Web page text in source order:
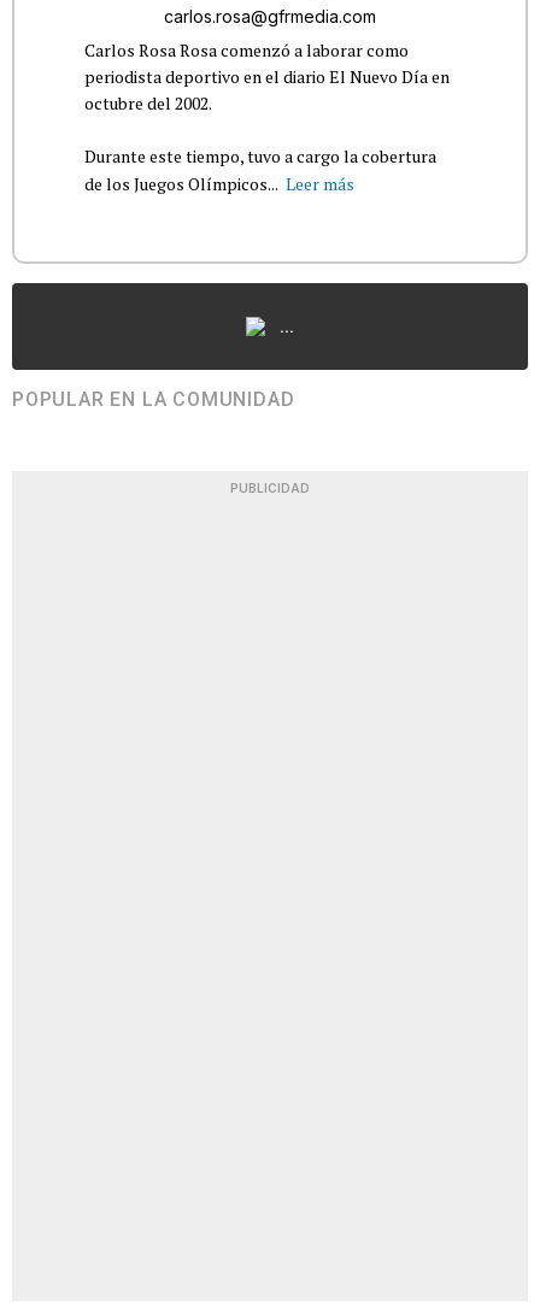
carlos.rosa@gfrmedia.com
Carlos Rosa Rosa comenzó a laborar como
periodista deportivo en el diario El Nuevo Día en
octubre del 2002.
Durante este tiempo, tuvo a cargo la cobertura
de los Juegos Olímpicos... Leer más
...
POPULAR EN LA COMUNIDAD
PUBLICIDAD